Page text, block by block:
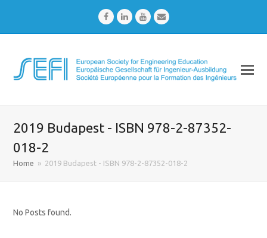
FacebookLinkedInYoutubeEmail
2019 Budapest - ISBN 978-2-87352-
018-2
Home » 2019 Budapest - ISBN 978-2-87352-018-2
No Posts found.